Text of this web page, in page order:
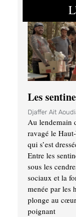
Les
Djaffer Ait
Au lendemain
ravagé le
qui s’est
Entre les
sous les
sociaux et la
menée par les
plonge au
poignant